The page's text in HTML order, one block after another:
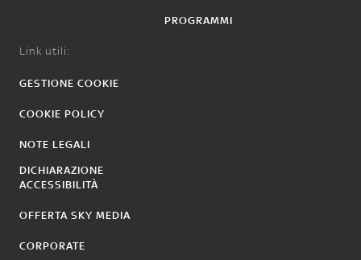
PROGRAMMI
Link utili:
GESTIONE COOKIE
COOKIE POLICY
NOTE LEGALI
DICHIARAZIONE
ACCESSIBILITÀ
OFFERTA SKY MEDIA
CORPORATE